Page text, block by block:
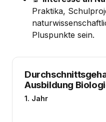
Praktika,
Pluspunkte sein.
Ausbildung
1. Jahr